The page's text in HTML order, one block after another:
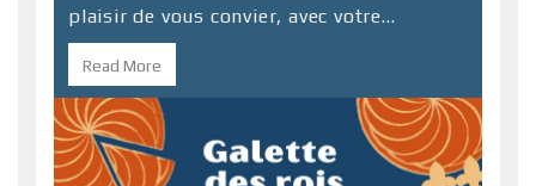
plaisir de vous convier, avec votre...
Read More